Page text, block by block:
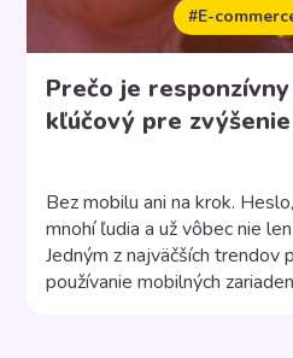
#E-
Prečo je
kľúčový pre
Bez mobilu ani na krok.
mnohí ľudia a už vôbec nie
Jedným z najväčších trendov
používanie mobilných